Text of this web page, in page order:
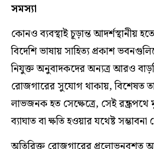
সমস্যা
কোনও ব‌্যবস্থাই চূড়ান্ত আদর্শস্থানীয়
বিদেশি ভাষায় সাহিত‌্য প্রকাশ
নিযুক্ত অনুবাদকদের অন‌্যত্র আরও
রোজগারের সুযোগ থাকায়, বিশেষত
লাভজনক হত সেক্ষেত্রে, সেই
ব‌্যাঘাত বা ক্ষতি হওয়ার যথেষ্ট